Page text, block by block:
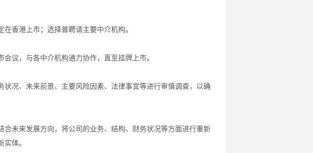
香港上市；选择普聘请主要中介机构。
议，与各中介机构通力协作，直至挂牌上市。
况、未来前景、主要风险因素、法律事宜等进行审慎调查，以确
合未来发展方向，将公司的业务、结构、财务状况等方面进行重新
体。